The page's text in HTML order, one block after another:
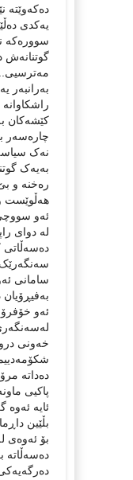
دەکەوێتە
یەکدی
سوورەکە
گوتنانەش
مەترسیی..
بەرانبەر
کێشەکان
چارەسەر
نەک
بەیەک
رەخنە و
هەڵوێست
ئەو
لە دوای
دەسەڵاتی
سامانی
ئەو
خەونی
دەداتە
پاکیی
ئایە ئەوە
بڵێین
بۆ ئەوەی
دەسەڵاتە